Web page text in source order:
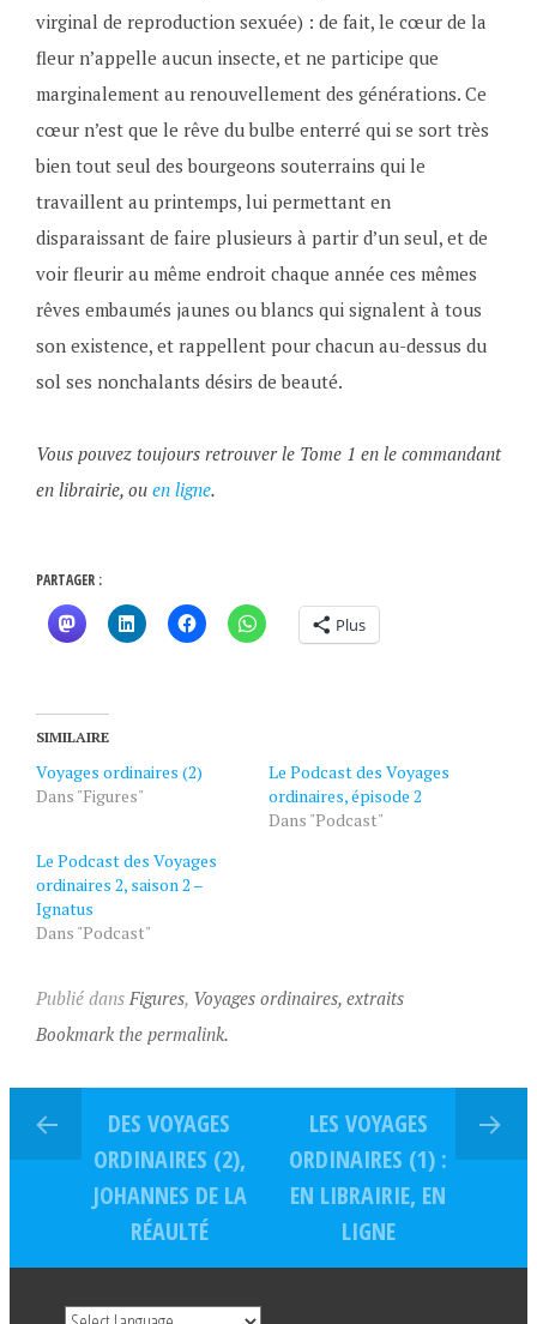
virginal de reproduction sexuée) : de fait, le cœur de la
fleur n’appelle aucun insecte, et ne participe que
marginalement au renouvellement des générations. Ce
cœur n’est que le rêve du bulbe enterré qui se sort très
bien tout seul des bourgeons souterrains qui le
travaillent au printemps, lui permettant en
disparaissant de faire plusieurs à partir d’un seul, et de
voir fleurir au même endroit chaque année ces mêmes
rêves embaumés jaunes ou blancs qui signalent à tous
son existence, et rappellent pour chacun au-dessus du
sol ses nonchalants désirs de beauté.
Vous pouvez toujours retrouver le Tome 1 en le commandant
en librairie, ou en ligne.
PARTAGER :
Plus
SIMILAIRE
Voyages ordinaires (2)
Dans "Figures"
Le Podcast des Voyages
ordinaires, épisode 2
Dans "Podcast"
Le Podcast des Voyages
ordinaires 2, saison 2 –
Ignatus
Dans "Podcast"
Publié dans Figures, Voyages ordinaires, extraits
Bookmark the permalink.
DES VOYAGES
ORDINAIRES (2),
JOHANNES DE LA
RÉAULTÉ
LES VOYAGES
ORDINAIRES (1) :
EN LIBRAIRIE, EN
LIGNE